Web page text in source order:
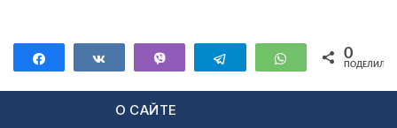
как я всё ещё в
старших классах. Я
и мой парень
согласны хоть
ПоделитьсяПоделиться Telegram WhatsApp
0
О САЙТЕ